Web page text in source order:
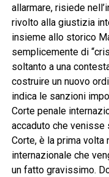
allarmare, risiede
rivolto alla giustizia
insieme allo storico
semplicemente di
soltanto a una
costruire un nuovo
indica le sanzioni
Corte penale
accaduto che venisse
Corte, è la prima
internazionale che
un fatto gravissimo.